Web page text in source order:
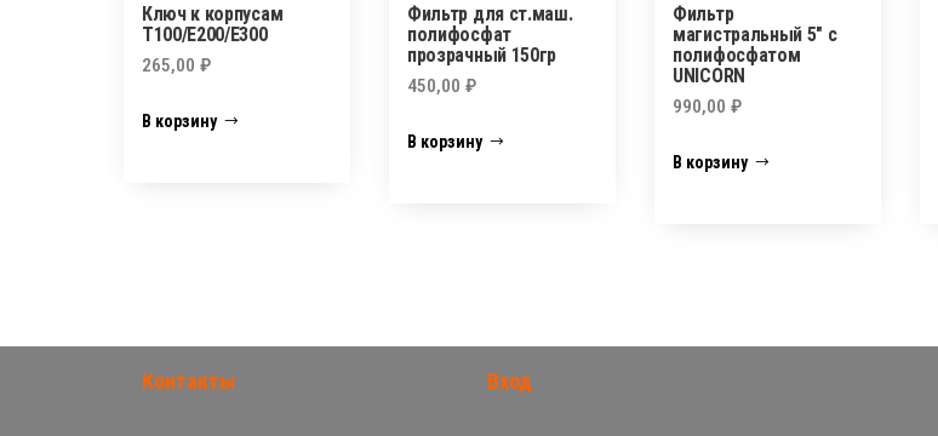
Ключ к корпусам
Т100/Е200/Е300
265,00 ₽
В корзину
Фильтр для ст.маш.
полифосфат
прозрачный 150гр
450,00₽
В корзину
Фильтр
магистральный 5″ с
полифосфатом
UNICORN
990,00₽
В корзину
Контакты Вход